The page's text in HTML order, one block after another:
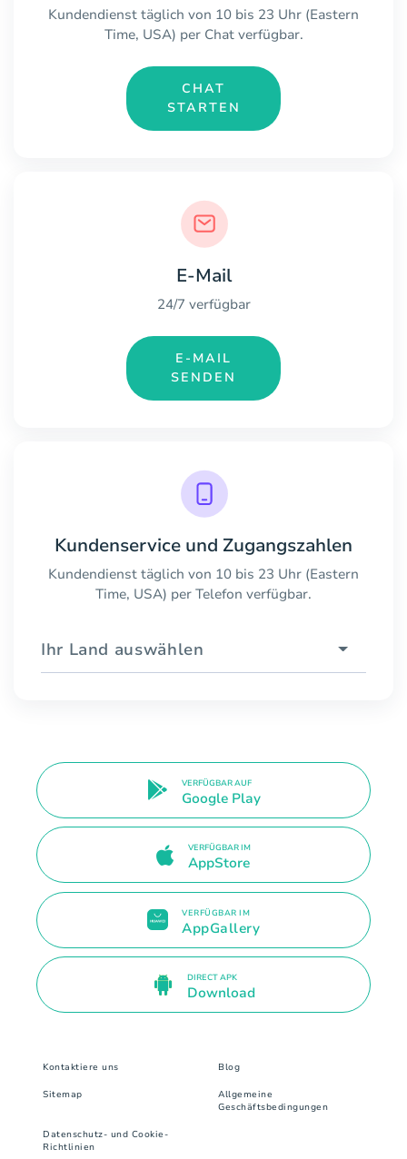
Kundendienst täglich von 10 bis 23 Uhr (Eastern
Time, USA) per Chat verfügbar.
CHAT
STARTEN
E-Mail
24/7 verfügbar
E-MAIL
SENDEN
Kundenservice und Zugangszahlen
Kundendienst täglich von 10 bis 23 Uhr (Eastern
Time, USA) per Telefon verfügbar.
Ihr Land auswählen
VERFÜGBAR AUF
Google Play
VERFÜGBAR IM
AppStore
VERFÜGBAR IM
AppGallery
DIRECT APK
Download
Kontaktiere uns Blog
Sitemap
Allgemeine
Geschäftsbedingungen
Datenschutz- und Cookie-
Richtlinien